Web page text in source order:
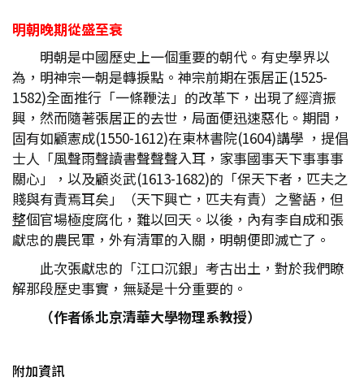
明朝晚期從盛至衰
明朝是中國歷史上一個重要的朝代。有史學界以
為，明神宗一朝是轉捩點。神宗前期在張居正(1525-
1582)全面推行「一條鞭法」的改革下，出現了經濟振
興，然而隨著張居正的去世，局面便迅速惡化。期間，
固有如顧憲成(1550-1612)在東林書院(1604)講學 ，提倡
士人「風聲雨聲讀書聲聲聲入耳，家事國事天下事事事
關心」，以及顧炎武(1613-1682)的「保天下者，匹夫之
賤與有責焉耳矣」（天下興亡，匹夫有責）之警語，但
整個官場極度腐化，難以回天。以後，內有李自成和張
獻忠的農民軍，外有清軍的入關，明朝便即滅亡了。
此次張獻忠的「江口沉銀」考古出土，對於我們瞭
解那段歷史事實，無疑是十分重要的。
（作者係北京清華大學物理系教授）
附加資訊